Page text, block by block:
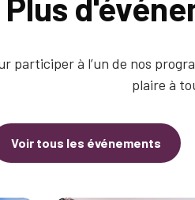
participer à l’un de nos
plaire à
Voir tous les événements